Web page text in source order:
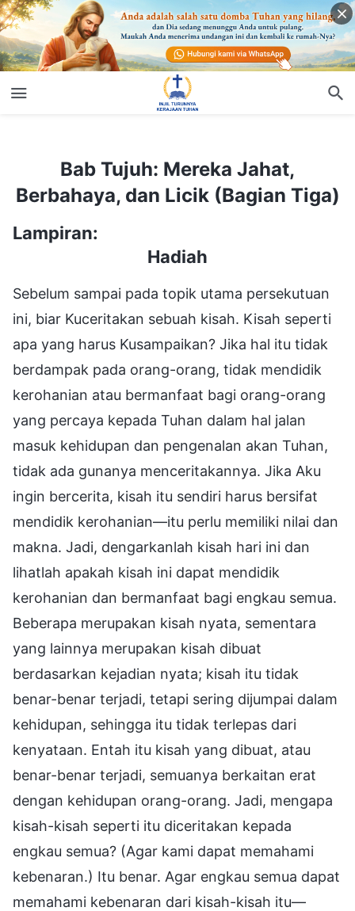
Bab Tujuh: Mereka Jahat,
Berbahaya, dan Licik (Bagian Tiga)
Lampiran:
Hadiah
Sebelum sampai pada topik utama persekutuan
ini, biar Kuceritakan sebuah kisah. Kisah seperti
apa yang harus Kusampaikan? Jika hal itu tidak
berdampak pada orang-orang, tidak mendidik
kerohanian atau bermanfaat bagi orang-orang
yang percaya kepada Tuhan dalam hal jalan
masuk kehidupan dan pengenalan akan Tuhan,
tidak ada gunanya menceritakannya. Jika Aku
ingin bercerita, kisah itu sendiri harus bersifat
mendidik kerohanian—itu perlu memiliki nilai dan
makna. Jadi, dengarkanlah kisah hari ini dan
lihatlah apakah kisah ini dapat mendidik
kerohanian dan bermanfaat bagi engkau semua.
Beberapa merupakan kisah nyata, sementara
yang lainnya merupakan kisah dibuat
berdasarkan kejadian nyata; kisah itu tidak
benar-benar terjadi, tetapi sering dijumpai dalam
kehidupan, sehingga itu tidak terlepas dari
kenyataan. Entah itu kisah yang dibuat, atau
benar-benar terjadi, semuanya berkaitan erat
dengan kehidupan orang-orang. Jadi, mengapa
kisah-kisah seperti itu diceritakan kepada
engkau semua? (Agar kami dapat memahami
kebenaran.) Itu benar. Agar engkau semua dapat
memahami kebenaran dari kisah-kisah itu—